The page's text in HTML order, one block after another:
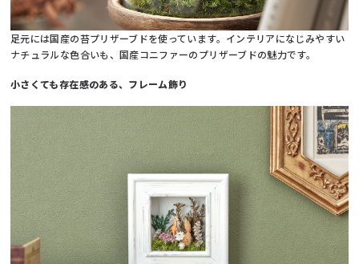
足元には国産の苔プリザーブドを使っています。インテリアになじみやすい
ナチュラルな色合いも、国産コニファーのプリザーブドの魅力です。
小さくても存在感のある、フレーム飾り